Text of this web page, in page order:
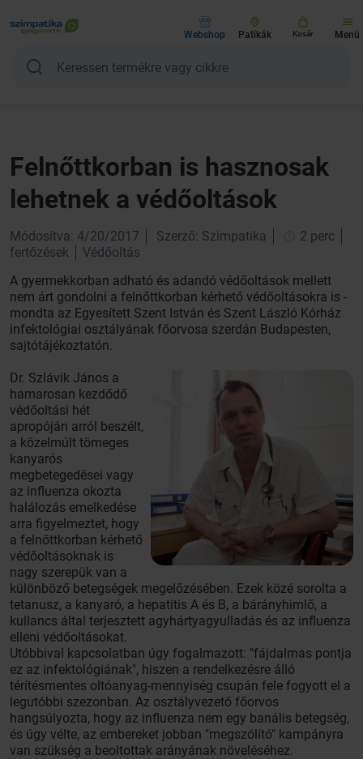
Webshop Patikák Kosár Menü
Felnőttkorban is hasznosak
lehetnek a védőoltások
Módosítva: 4/20/2017 Szerző: Szimpatika
2 perc
fertőzések
Védőoltás
A gyermekkorban adható és adandó védőoltások mellett
nem árt gondolni a felnőttkorban kérhető védőoltásokra is -
mondta az Egyesített Szent István és Szent László Kórház
infektológiai osztályának főorvosa szerdán Budapesten,
sajtótájékoztatón.
Dr. Szlávik János a
hamarosan kezdődő
védőoltási hét
apropóján arról beszélt,
a közelmúlt tömeges
kanyarós
megbetegedései vagy
az influenza okozta
halálozás emelkedése
arra figyelmeztet, hogy
a felnőttkorban kérhető
védőoltásoknak is
nagy szerepük van a
különböző betegségek megelőzésében. Ezek közé sorolta a
tetanusz, a kanyaró, a hepatitis A és B, a bárányhimlő, a
kullancs által terjesztett agyhártyagyulladás és az influenza
elleni védőoltásokat.
Utóbbival kapcsolatban úgy fogalmazott: "fájdalmas pontja
ez az infektológiának", hiszen a rendelkezésre álló
térítésmentes oltóanyag-mennyiség csupán fele fogyott el a
legutóbbi szezonban. Az osztályvezető főorvos
hangsúlyozta, hogy az influenza nem egy banális betegség,
és úgy vélte, az embereket jobban "megszólító" kampányra
van szükség a beoltottak arányának növeléséhez.